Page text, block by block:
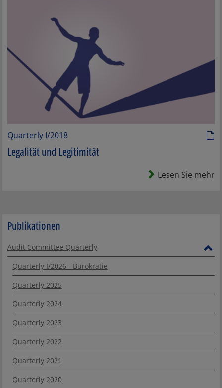
Publikationen
Audit Committee Quarterly
Quarterly I/2026 - Bürokratie
Quarterly 2025
Quarterly 2024
Quarterly 2023
Quarterly 2022
Quarterly 2021
Quarterly 2020
Quarterly I/2018
Legalität und Legitimität
Lesen Sie mehr